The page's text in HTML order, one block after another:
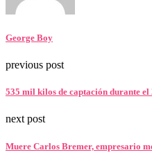
George Boy
previous post
535 mil kilos de captación durante el
next post
Muere Carlos Bremer, empresario